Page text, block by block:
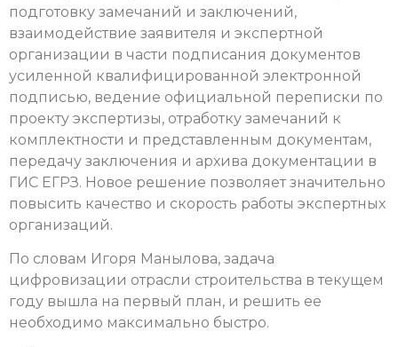
подготовку замечаний и заключений,
взаимодействие заявителя и экспертной
организации в части подписания документов
усиленной квалифицированной электронной
подписью, ведение официальной переписки по
проекту экспертизы, отработку замечаний к
комплектности и представленным документам,
передачу заключения и архива документации в
ГИС ЕГРЗ. Новое решение позволяет значительно
повысить качество и скорость работы экспертных
организаций.
По словам Игоря Манылова, задача
цифровизации отрасли строительства в текущем
году вышла на первый план, и решить ее
необходимо максимально быстро.